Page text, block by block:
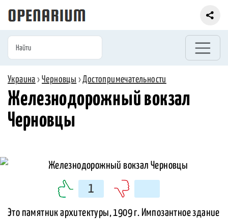
Украина ›Черновцы ›Достопримечательности
Железнодорожный вокзал
Черновцы
1
Это памятник архитектуры, 1909 г. Импозантное здание